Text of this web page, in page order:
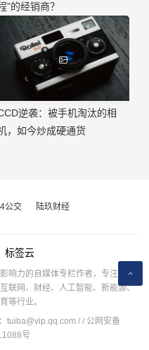
”的经销商？
逆袭：被手机淘汰的相
，如今炒成硬通货
公交 陆玖财经
标签云
响力的自媒体专栏作者，专注于公
联网、财经、人工智能、新能源、
等行业。
tuiba@vip.qq.com / / 公网安备
号